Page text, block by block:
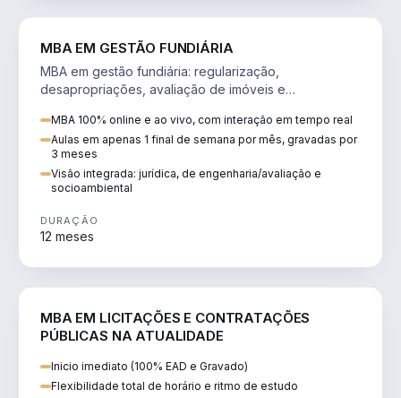
MBA EM GESTÃO FUNDIÁRIA
MBA em gestão fundiária: regularização,
desapropriações, avaliação de imóveis e
MBA 100% online e ao vivo, com interação em tempo real
Aulas em apenas 1 final de semana por mês, gravadas por
3 meses
Visão integrada: jurídica, de engenharia/avaliação e
socioambiental
DURAÇÃO
12 meses
MBA EM LICITAÇÕES E CONTRATAÇÕES
PÚBLICAS NA ATUALIDADE
Inicio imediato (100% EAD e Gravado)
Flexibilidade total de horário e ritmo de estudo